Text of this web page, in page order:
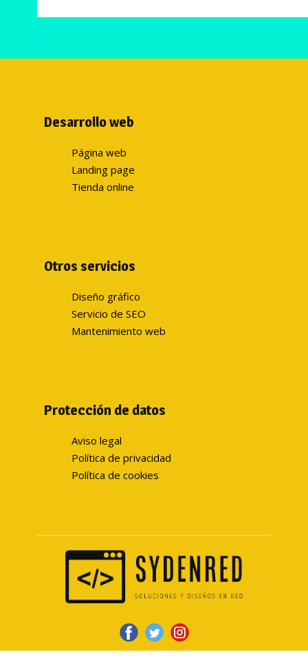
Desarrollo web
Página web
Landing page
Tienda online
Otros servicios
Diseño gráfico
Servicio de SEO
Mantenimiento web
Protección de datos
Aviso legal
Política de privacidad
Política de cookies